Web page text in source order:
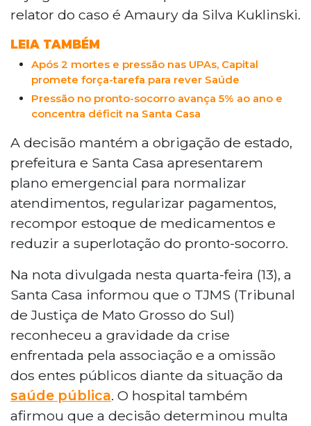
emergencial para normalizar
reduzir superlotação. O Estado questiona
sua responsabilidade, alegando que
repasses quase triplicaram entre 2021 e
2025.
relator do caso é Amaury da Silva Kuklinski.
LEIA TAMBÉM
Após 2 mortes e pressão nas UPAs, Capital
promete força-tarefa para rever Saúde
Pressão no pronto-socorro avança 5% ao ano e
concentra déficit na Santa Casa
A decisão mantém a obrigação de estado,
prefeitura e Santa Casa apresentarem
plano emergencial para normalizar
atendimentos, regularizar pagamentos,
recompor estoque de medicamentos e
reduzir a superlotação do pronto-socorro.
Na nota divulgada nesta quarta-feira (13), a
Santa Casa informou que o TJMS (Tribunal
de Justiça de Mato Grosso do Sul)
reconheceu a gravidade da crise
enfrentada pela associação e a omissão
dos entes públicos diante da situação da
saúde pública. O hospital também
afirmou que a decisão determinou multa